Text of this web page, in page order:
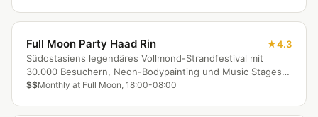
Full Moon Party Haad Rin
4.3
Südostasiens legendäres Vollmond-Strandfestival mit
30.000 Besuchern, Neon-Bodypainting und Music Stages
am Haad Rin Beach.
$$Monthly at Full Moon, 18:00-08:00